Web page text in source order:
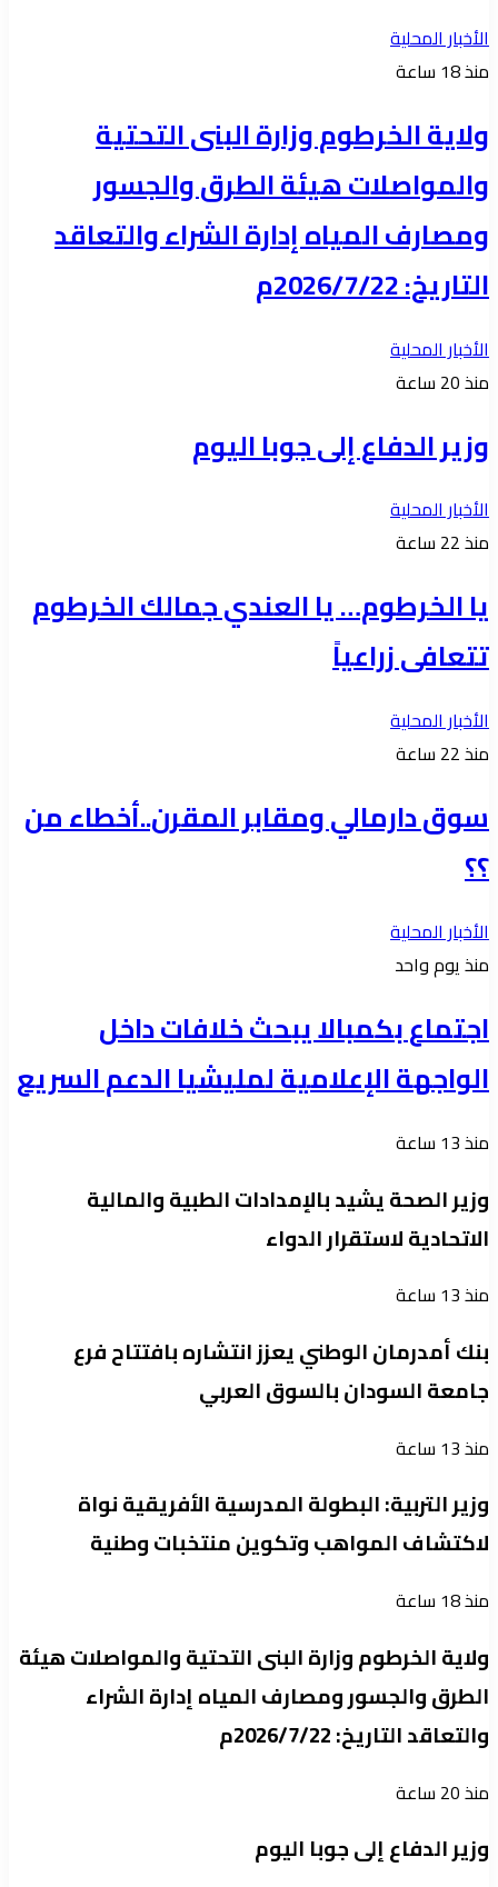
الأخبار المحلية
منذ 18 ساعة
ولاية الخرطوم وزارة البنى التحتية
والمواصلات هيئة الطرق والجسور
ومصارف المياه إدارة الشراء والتعاقد
التاريخ: 2026/7/22م
الأخبار المحلية
منذ 20 ساعة
وزير الدفاع إلى جوبا اليوم
الأخبار المحلية
منذ 22 ساعة
يا الخرطوم… يا العندي جمالك الخرطوم
تتعافى زراعياً
الأخبار المحلية
منذ 22 ساعة
سوق دارمالي ومقابر المقرن..أخطاء من
؟؟
الأخبار المحلية
منذ يوم واحد
اجتماع بكمبالا يبحث خلافات داخل
الواجهة الإعلامية لمليشيا الدعم السريع
منذ 13 ساعة
وزير الصحة يشيد بالإمدادات الطبية والمالية
الاتحادية لاستقرار الدواء
منذ 13 ساعة
بنك أمدرمان الوطني يعزز انتشاره بافتتاح فرع
جامعة السودان بالسوق العربي
منذ 13 ساعة
وزير التربية: البطولة المدرسية الأفريقية نواة
لاكتشاف المواهب وتكوين منتخبات وطنية
منذ 18 ساعة
ولاية الخرطوم وزارة البنى التحتية والمواصلات هيئة
الطرق والجسور ومصارف المياه إدارة الشراء
والتعاقد التاريخ: 2026/7/22م
منذ 20 ساعة
وزير الدفاع إلى جوبا اليوم